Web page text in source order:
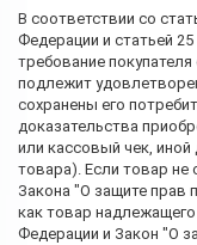
В соответствии со
Федерации и статьей
требование
подлежит
сохранены его
доказательства
или кассовый чек,
товара). Если товар не
Закона "О защите прав
как товар
Федерации и Закон "О